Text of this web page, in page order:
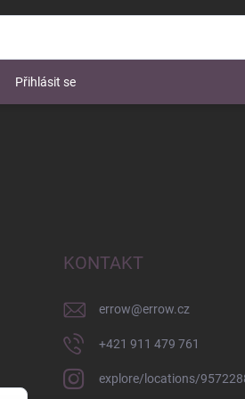
Přihlásit se
KONTAKT
errow@errow.cz
+421 911 479 761
explore/locations/